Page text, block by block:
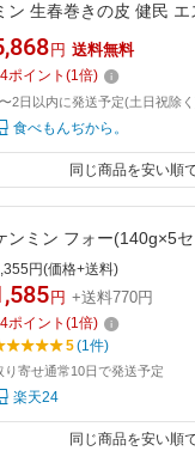
ン 生春巻きの皮 健民
料理 お米の皮 グルテン
円 送料無料
ポイント (1倍)
2日以内に発送予定(土日祝除
食べもんぢから。
同じ商品を安い順
ンミン フォー(140g×5
円(価格+送料)
円 +送料770円
ポイント (1倍)
5(1件)
り寄せ通常10日で発送予定
楽天24
同じ商品を安い順